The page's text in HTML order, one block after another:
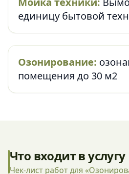
единицу бытовой
Озонирование:
помещения до 30 м2
Что входит в услугу
Чек-лист работ для